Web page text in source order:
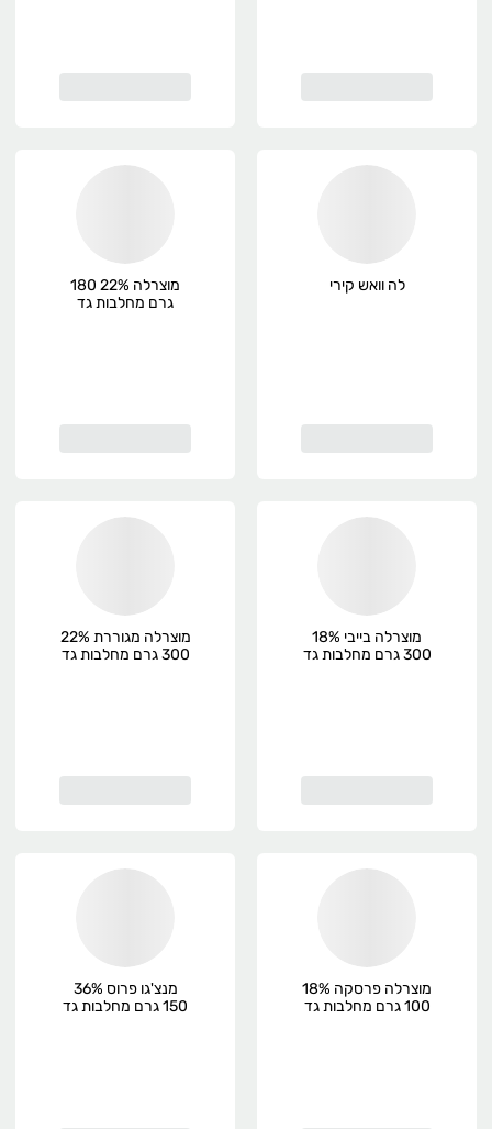
לה וואש קירי
מוצרלה 22% 180
גרם מחלבות גד
מוצרלה בייבי 18%
300 גרם מחלבות גד
מוצרלה מגוררת 22%
300 גרם מחלבות גד
מוצרלה פרסקה 18%
100 גרם מחלבות גד
מנצ'גו פרוס 36%
150 גרם מחלבות גד